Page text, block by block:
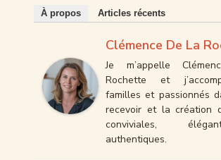
À propos Articles récents
Clémence De La
Je m’appelle
Rochette et
familles et passionnés
recevoir et la création
conviviales,
authentiques.